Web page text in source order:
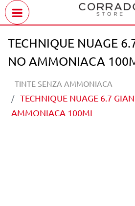
TECHNIQUE NUAGE
NO AMMONIACA
TINTE SENZA AMMONIACA
TECHNIQUE NUAGE 6.7
AMMONIACA 100ML